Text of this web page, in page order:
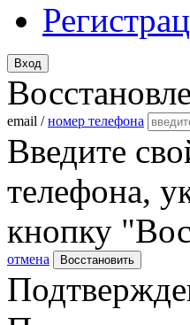
Вход
email /номер телефона
Введите
телефона,
кнопку
отмена Восстановить